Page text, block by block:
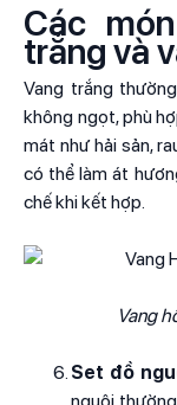
Các
trắng và
Vang trắng
không ngọt, phù
mát như hải sản,
có thể làm át
chế khi kết hợp.
Vang
Set đồ